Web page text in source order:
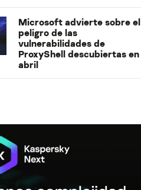
Microsoft advierte sobre el
peligro de las
vulnerabilidades de
ProxyShell descubiertas en
abril